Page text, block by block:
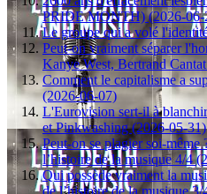
PRIDE MONTH) (2026-06-
Le groupe qui a volé
Peut-on vraiment séparer
Kanye West, Bertrand
Comment le capitalisme a
(2026-06-07)
L'Eurovision sert-il à
et Pinkwashing (2026-05-31)
Peut-on se plagier soi-même
l’histoire de la musique 4/4
Qui possède vraiment la
de l’histoire de la musique